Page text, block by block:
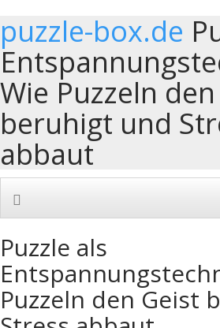
puzzle-box.de
Wie Puzzeln
beruhigt und
abbaut
Puzzle als
Puzzeln den Geist